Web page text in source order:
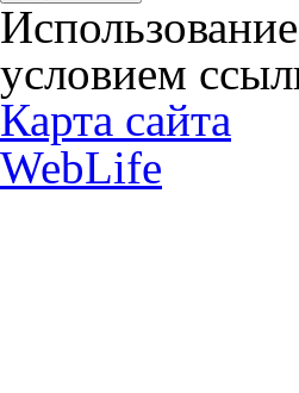
условием
Карта сайта
WebLife